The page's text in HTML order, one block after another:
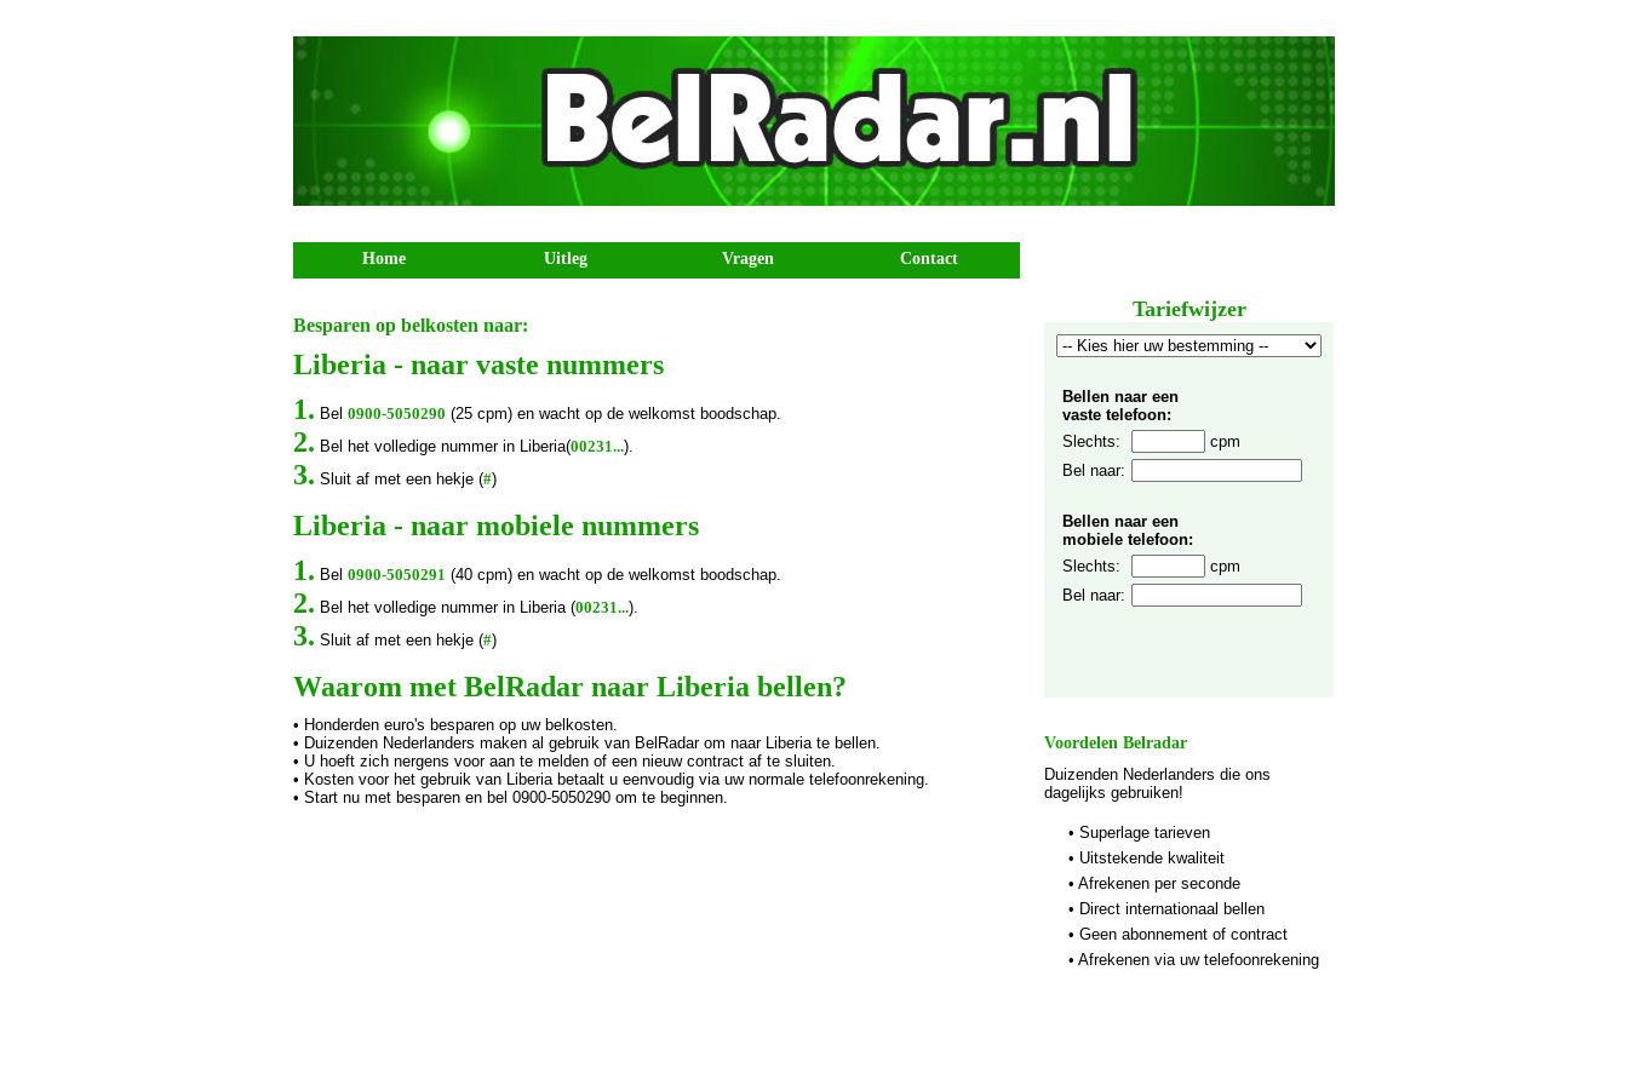
Home Uitleg Vragen Contact
Tariefwijzer
Bellen naar een
vaste telefoon:
Slechts:
cpm
Bel naar:
Bellen naar een
mobiele telefoon:
Slechts:
cpm
Bel naar:
Voordelen Belradar
Duizenden Nederlanders die ons
dagelijks gebruiken!
• Superlage tarieven
• Uitstekende kwaliteit
• Afrekenen per seconde
• Direct internationaal bellen
• Geen abonnement of contract
• Afrekenen via uw telefoonrekening
Besparen op belkosten naar:
Liberia - naar vaste nummers
1. Bel 0900-5050290 (25 cpm) en wacht op de welkomst boodschap.
2. Bel het volledige nummer in Liberia(00231...).
3. Sluit af met een hekje (#)
Liberia - naar mobiele nummers
1. Bel 0900-5050291 (40 cpm) en wacht op de welkomst boodschap.
2. Bel het volledige nummer in Liberia (00231...).
3. Sluit af met een hekje (#)
Waarom met BelRadar naar Liberia bellen?
• Honderden euro's besparen op uw belkosten.
• Duizenden Nederlanders maken al gebruik van BelRadar om naar Liberia te bellen.
• U hoeft zich nergens voor aan te melden of een nieuw contract af te sluiten.
• Kosten voor het gebruik van Liberia betaalt u eenvoudig via uw normale telefoonrekening.
• Start nu met besparen en bel 0900-5050290 om te beginnen.